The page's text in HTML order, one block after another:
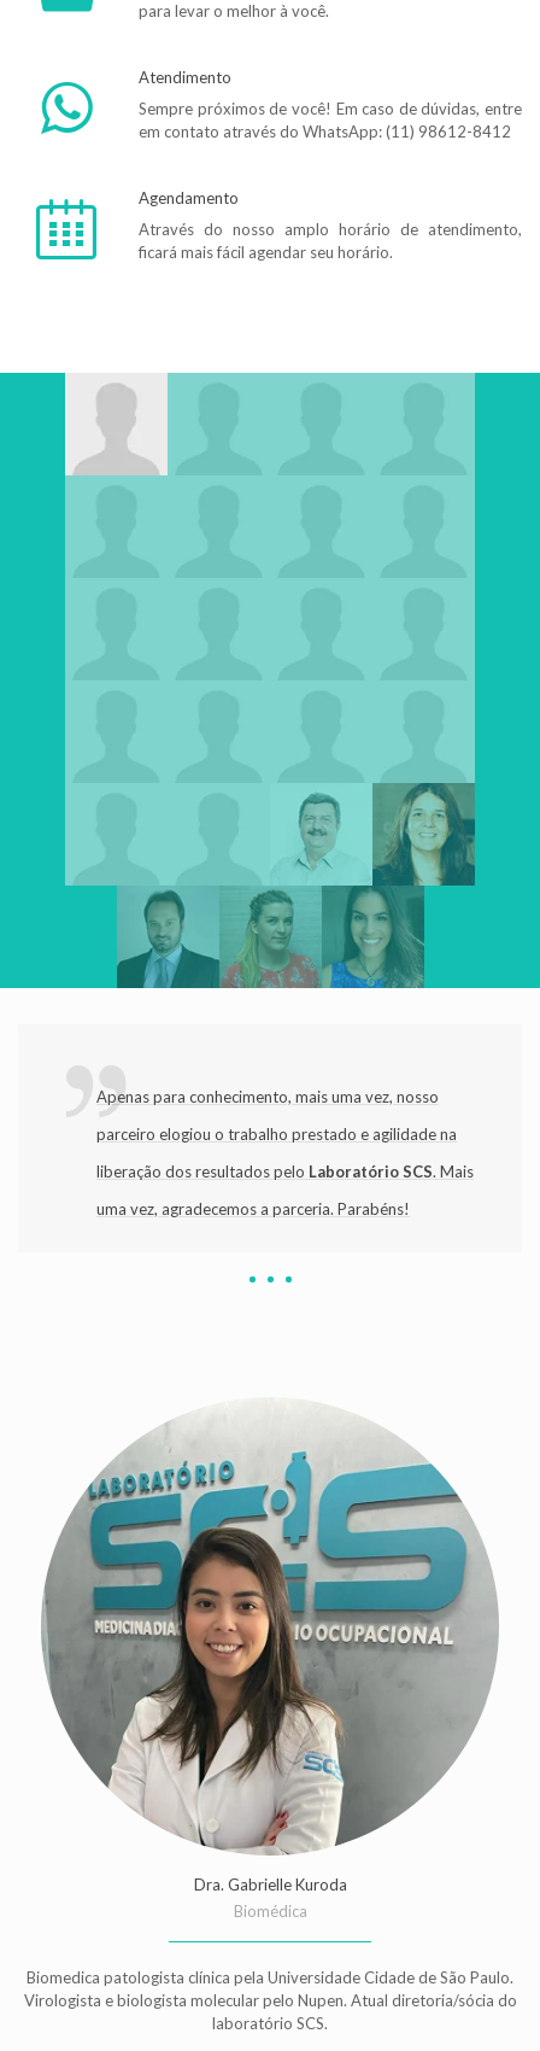
para levar o melhor à você.
Atendimento
Sempre próximos de você! Em caso de dúvidas, entre
em contato através do WhatsApp: (11) 98612-8412
Agendamento
Através do nosso amplo horário de atendimento,
ficará mais fácil agendar seu horário.
Apenas para conhecimento, mais uma vez, nosso
parceiro elogiou o trabalho prestado e agilidade na
liberação dos resultados pelo Laboratório SCS. Mais
uma vez, agradecemos a parceria. Parabéns!
Dra. Gabrielle Kuroda
Biomédica
Biomedica patologista clínica pela Universidade Cidade de São Paulo.
Virologista e biologista molecular pelo Nupen. Atual diretoria/sócia do
laboratório SCS.